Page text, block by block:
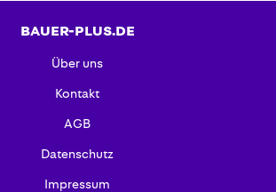
BAUER-PLUS.DE
Über uns
Kontakt
AGB
Datenschutz
Impressum